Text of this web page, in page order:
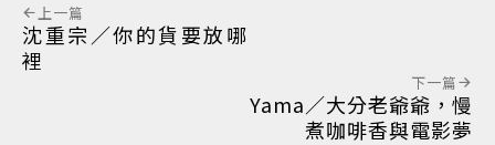
上一篇
沈重宗／你的貨要放哪
裡
下一篇
Yama／大分老爺爺，慢
煮咖啡香與電影夢